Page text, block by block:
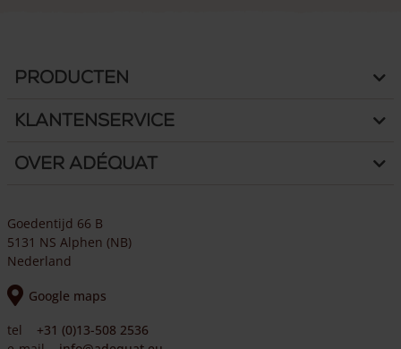
Producten
Klantenservice
Over Adéquat
Goedentijd 66 B
5131 NS Alphen (NB)
Nederland
Google maps
tel
+31 (0)13-508 2536